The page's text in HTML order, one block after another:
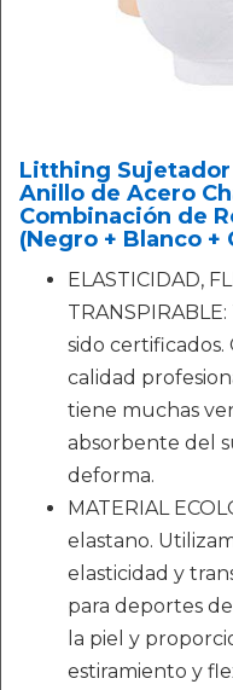
Litthing
Anillo de Acero
Combinación de
(Negro + Blanco +
ELASTICIDAD,
sido
calidad
tiene muchas
absorbente del
deforma.
MATERIAL
elastano.
elasticidad y
para deportes
la piel y
estiramiento y